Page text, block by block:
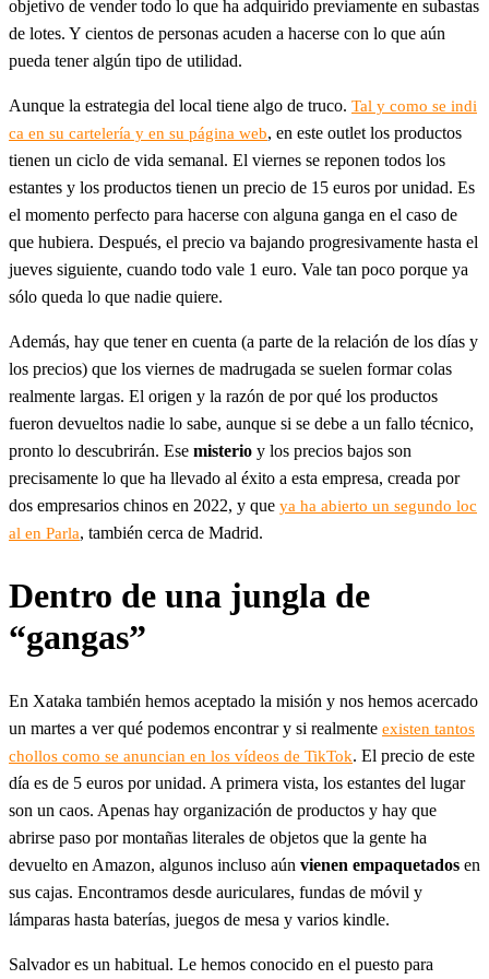
objetivo de vender todo lo que ha adquirido previamente en subastas
de lotes. Y cientos de personas acuden a hacerse con lo que aún
pueda tener algún tipo de utilidad.
Aunque la estrategia del local tiene algo de truco. Tal y como se indi
ca en su cartelería y en su página web, en este outlet los productos
tienen un ciclo de vida semanal. El viernes se reponen todos los
estantes y los productos tienen un precio de 15 euros por unidad. Es
el momento perfecto para hacerse con alguna ganga en el caso de
que hubiera. Después, el precio va bajando progresivamente hasta el
jueves siguiente, cuando todo vale 1 euro. Vale tan poco porque ya
sólo queda lo que nadie quiere.
Además, hay que tener en cuenta (a parte de la relación de los días y
los precios) que los viernes de madrugada se suelen formar colas
realmente largas. El origen y la razón de por qué los productos
fueron devueltos nadie lo sabe, aunque si se debe a un fallo técnico,
pronto lo descubrirán. Ese misterio y los precios bajos son
precisamente lo que ha llevado al éxito a esta empresa, creada por
dos empresarios chinos en 2022, y que ya ha abierto un segundo loc
al en Parla, también cerca de Madrid.
Dentro de una jungla de
“gangas”
En Xataka también hemos aceptado la misión y nos hemos acercado
un martes a ver qué podemos encontrar y si realmente existen tantos
chollos como se anuncian en los vídeos de TikTok. El precio de este
día es de 5 euros por unidad. A primera vista, los estantes del lugar
son un caos. Apenas hay organización de productos y hay que
abrirse paso por montañas literales de objetos que la gente ha
devuelto en Amazon, algunos incluso aún vienen empaquetados en
sus cajas. Encontramos desde auriculares, fundas de móvil y
lámparas hasta baterías, juegos de mesa y varios kindle.
Salvador es un habitual. Le hemos conocido en el puesto para